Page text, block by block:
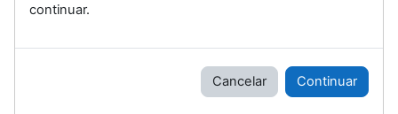
continuar.
Cancelar Continuar